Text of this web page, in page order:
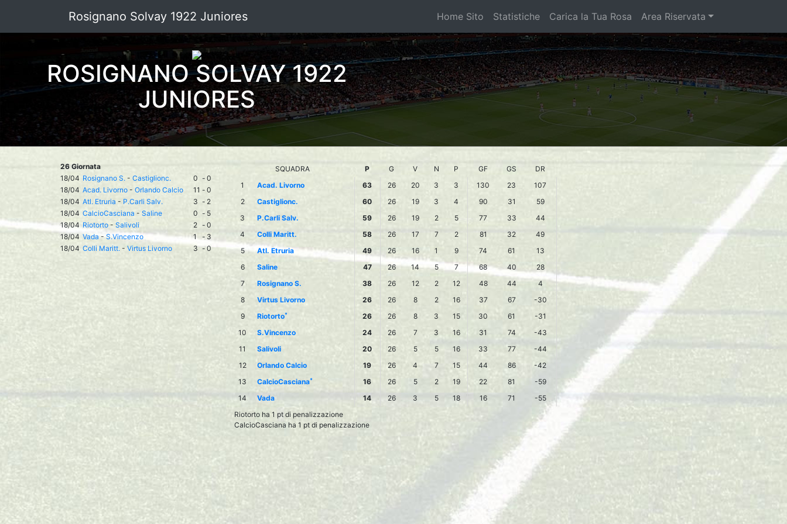
Rosignano Solvay 1922 Juniores Home Sito Statistiche Carica la Tua Rosa Area Riservata
ROSIGNANO SOLVAY 1922
JUNIORES
26 Giornata
18/04 Rosignano S. - Castiglionc. 0 - 0
18/04 Acad. Livorno - Orlando Calcio 11 - 0
18/04 Atl. Etruria - P.Carli Salv. 3 - 2
18/04 CalcioCasciana - Saline 0 - 5
18/04 Riotorto - Salivoli 2 - 0
18/04 Vada-S.Vincenzo 1 - 3
18/04 Colli Maritt. - Virtus Livorno 3 -0
SQUADRA P G V N P GF GS
DR
1
Acad. Livorno 63 26 20 3 3 130 23
107
2
Castiglionc. 60 26 19 3 4 90 31
59
3
P.Carli Salv. 59 26 19 2 5 77 33
44
4
Colli Maritt. 58 26 17 7 2 81 32
49
5
Atl. Etruria 49 26 16 1 9 74 61
13
6
Saline 47 26 14 5 7 68 40
28
7
Rosignano S. 38 26 12 2 12 48 44
4
8
Virtus Livorno 26 26 8 2 16 37 67
-30
9
Riotorto* 26 26 8 3 15 30 61
-31
10
S.Vincenzo 24 26 7 3 16 31 74
-43
11
Salivoli 20 26 5 5 16 33 77
-44
12
Orlando Calcio 19 26 4 7 15 44 86
-42
13
CalcioCasciana* 16 26 5 2 19 22 81
-59
14
Vada 14 26 3 5 18 16 71
-55
Riotorto ha 1 pt di penalizzazione
CalcioCasciana ha 1 pt di penalizzazione